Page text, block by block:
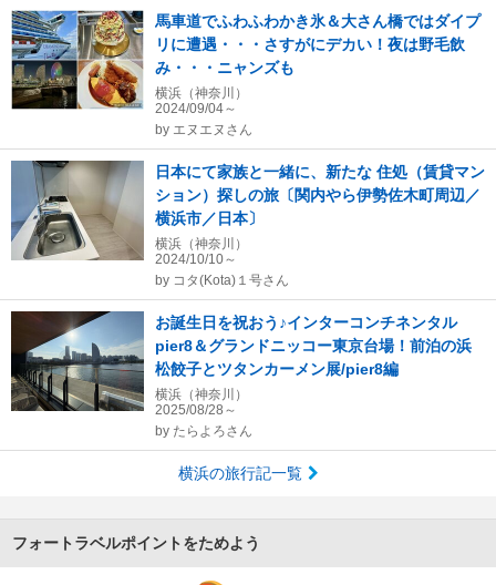
馬車道でふわふわかき氷＆大さん橋ではダイプ
リに遭遇・・・さすがにデカい！夜は野毛飲
み・・・ニャンズも
横浜（神奈川）
2024/09/04～
by エヌエヌさん
日本にて家族と一緒に、新たな 住処（賃貸マン
ション）探しの旅〔関内やら伊勢佐木町周辺／
横浜市／日本〕
横浜（神奈川）
2024/10/10～
by コタ(Kota)１号さん
お誕生日を祝おう♪インターコンチネンタル
pier8＆グランドニッコー東京台場！前泊の浜
松餃子とツタンカーメン展/pier8編
横浜（神奈川）
2025/08/28～
by たらよろさん
横浜の旅行記一覧
フォートラベルポイントをためよう